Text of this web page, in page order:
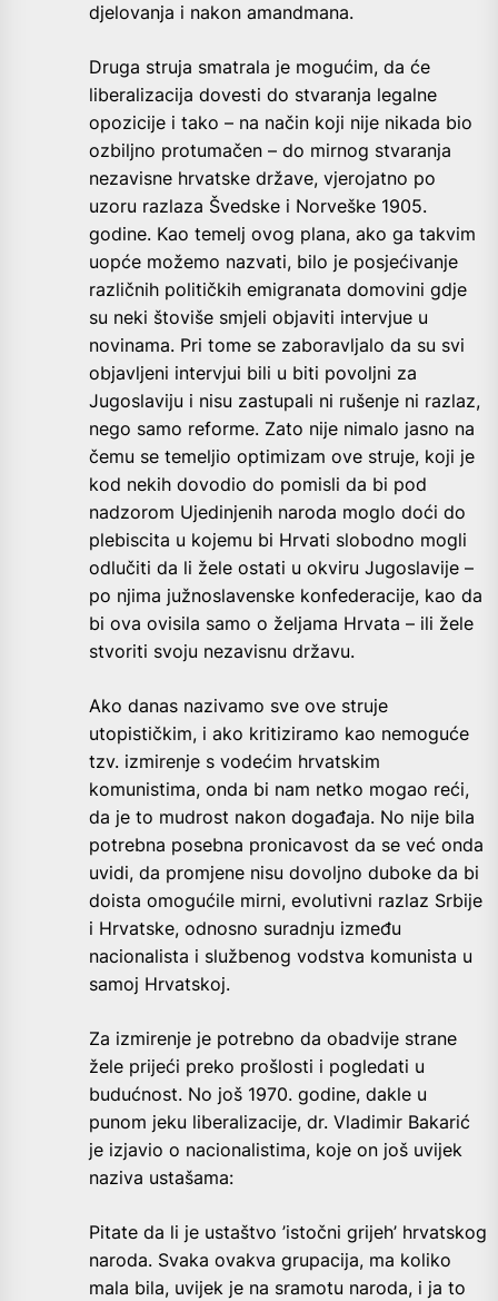
djelovanja i nakon amandmana.
Druga struja smatrala je mogućim, da će
liberalizacija dovesti do stvaranja legalne
opozicije i tako – na način koji nije nikada bio
ozbiljno protumačen – do mirnog stvaranja
nezavisne hrvatske države, vjerojatno po
uzoru razlaza Švedske i Norveške 1905.
godine. Kao temelj ovog plana, ako ga takvim
uopće možemo nazvati, bilo je posjećivanje
različnih političkih emigranata domovini gdje
su neki štoviše smjeli objaviti intervjue u
novinama. Pri tome se zaboravljalo da su svi
objavljeni intervjui bili u biti povoljni za
Jugoslaviju i nisu zastupali ni rušenje ni razlaz,
nego samo reforme. Zato nije nimalo jasno na
čemu se temeljio optimizam ove struje, koji je
kod nekih dovodio do pomisli da bi pod
nadzorom Ujedinjenih naroda moglo doći do
plebiscita u kojemu bi Hrvati slobodno mogli
odlučiti da li žele ostati u okviru Jugoslavije –
po njima južnoslavenske konfederacije, kao da
bi ova ovisila samo o željama Hrvata – ili žele
stvoriti svoju nezavisnu državu.
Ako danas nazivamo sve ove struje
utopističkim, i ako kritiziramo kao nemoguće
tzv. izmirenje s vodećim hrvatskim
komunistima, onda bi nam netko mogao reći,
da je to mudrost nakon događaja. No nije bila
potrebna posebna pronicavost da se već onda
uvidi, da promjene nisu dovoljno duboke da bi
doista omogućile mirni, evolutivni razlaz Srbije
i Hrvatske, odnosno suradnju između
nacionalista i službenog vodstva komunista u
samoj Hrvatskoj.
Za izmirenje je potrebno da obadvije strane
žele prijeći preko prošlosti i pogledati u
budućnost. No još 1970. godine, dakle u
punom jeku liberalizacije, dr. Vladimir Bakarić
je izjavio o nacionalistima, koje on još uvijek
naziva ustašama:
Pitate da li je ustaštvo ’istočni grijeh’ hrvatskog
naroda. Svaka ovakva grupacija, ma koliko
mala bila, uvijek je na sramotu naroda, i ja to